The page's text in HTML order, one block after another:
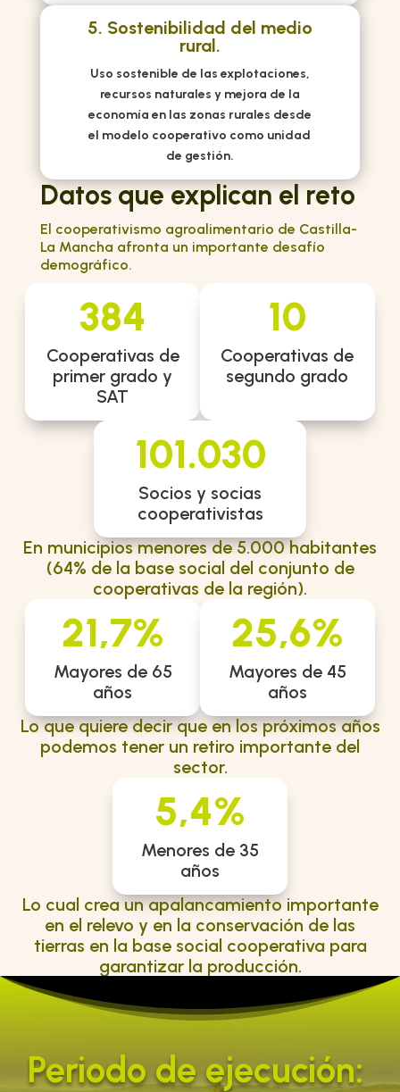
5. Sostenibilidad del medio
rural.
Uso sostenible de las explotaciones,
recursos naturales y mejora de la
economía en las zonas rurales desde
el modelo cooperativo como unidad
de gestión.
Datos que explican el reto
El cooperativismo agroalimentario de Castilla-
La Mancha afronta un importante desafío
demográfico.
384
Cooperativas de
primer grado y
SAT
10
Cooperativas de
segundo grado
101.030
Socios y socias
cooperativistas
En municipios menores de 5.000 habitantes
(64% de la base social del conjunto de
cooperativas de la región).
21,7%
Mayores de 65
años
25,6%
Mayores de 45
años
Lo que quiere decir que en los próximos años
podemos tener un retiro importante del
sector.
5,4%
Menores de 35
años
Lo cual crea un apalancamiento importante
en el relevo y en la conservación de las
tierras en la base social cooperativa para
garantizar la producción.
Periodo de ejecución: